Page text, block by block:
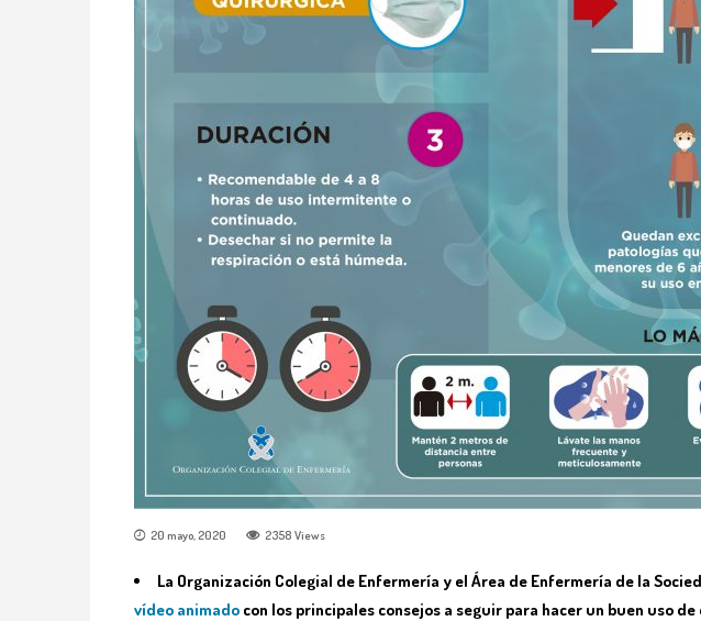
20 mayo, 2020 2358 Views
La Organización Colegial de Enfermería y el Área de Enfermería de la
vídeo animado con los principales consejos a seguir para hacer un buen uso